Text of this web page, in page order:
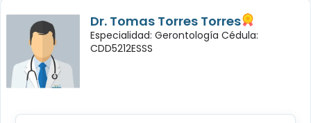
Dr. Tomas Torres Torres
Especialidad: Gerontología Cédula:
CDD5212ESSS